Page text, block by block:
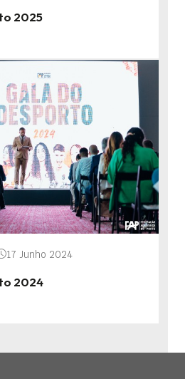
2025
17 Junho 2024
2024